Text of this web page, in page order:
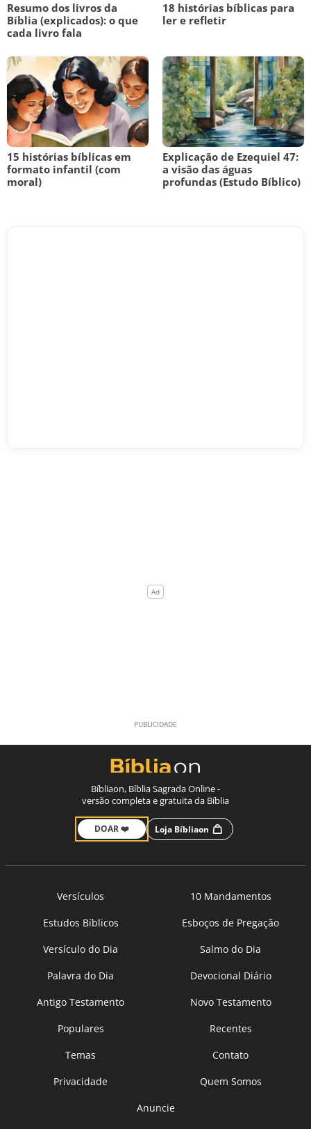
Resumo dos livros da
Bíblia (explicados): o que
cada livro fala
18 histórias bíblicas para
ler e refletir
15 histórias bíblicas em
formato infantil (com
moral)
Explicação de Ezequiel 47:
a visão das águas
profundas (Estudo Bíblico)
Bíbliaon, Bíblia Sagrada Online -
versão completa e gratuita da Bíblia
DOAR ❤️ Loja Bíbliaon
Versículos
10 Mandamentos
Estudos Bíblicos
Esboços de Pregação
Versículo do Dia
Salmo do Dia
Palavra do Dia
Devocional Diário
Antigo Testamento
Novo Testamento
Populares
Recentes
Temas
Contato
Privacidade
Quem Somos
Anuncie